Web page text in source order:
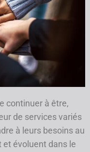
continuer à être,
de services variés
à leurs besoins au
et évoluent dans le